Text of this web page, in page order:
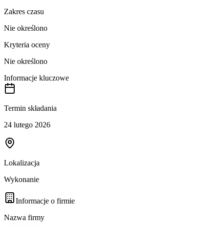
Zakres czasu
Nie określono
Kryteria oceny
Nie określono
Informacje kluczowe
Termin składania
24 lutego 2026
Lokalizacja
Wykonanie
Informacje o firmie
Nazwa firmy